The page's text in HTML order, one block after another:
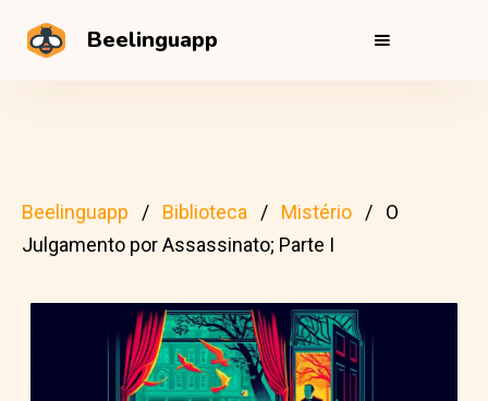
Beelinguapp
Beelinguapp Biblioteca Mistério
O
Julgamento por Assassinato; Parte I